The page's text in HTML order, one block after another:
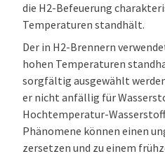
die H2-Befeuerung
Temperaturen standhält.
Der in H2-Brennern
hohen Temperaturen
sorgfältig ausgewählt
er nicht anfällig für
Hochtemperatur-
Phänomene können einen
zersetzen und zu einem